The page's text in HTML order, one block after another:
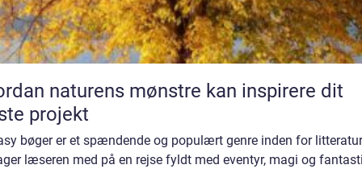
naturens mønstre kan inspirere dit
projekt
bøger er et spændende og populært genre inden for
læseren med på en rejse fyldt med eventyr, magi og